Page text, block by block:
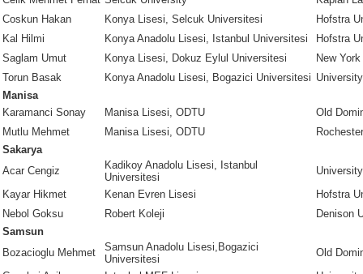
Coskun Hakan
Konya Lisesi, Selcuk Universitesi
Hofstra
Kal Hilmi
Konya Anadolu Lisesi, Istanbul Universitesi
Hofstra
Saglam Umut
Konya Lisesi, Dokuz Eylul Universitesi
New
Torun Basak
Konya Anadolu Lisesi, Bogazici Universitesi
Manisa
Karamanci Sonay
Manisa Lisesi, ODTU
Old
Mutlu Mehmet
Manisa Lisesi, ODTU
Sakarya
Acar Cengiz
Kadikoy Anadolu Lisesi, Istanbul
Universitesi
Kayar Hikmet
Kenan Evren Lisesi
Hofstra
Nebol Goksu
Robert Koleji
Denison
Samsun
Bozacioglu Mehmet
Samsun Anadolu Lisesi,Bogazici
Universitesi
Old